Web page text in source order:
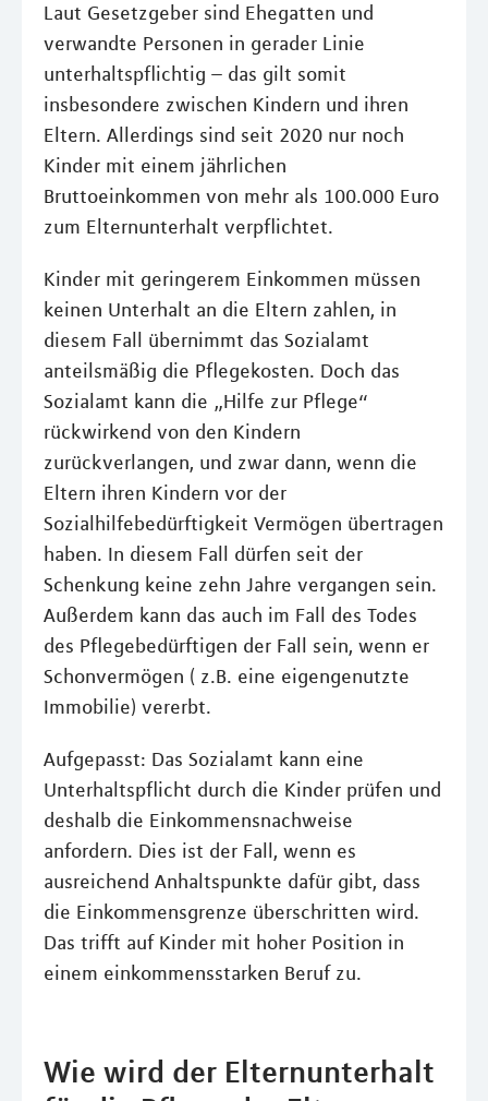
Laut Gesetzgeber sind Ehegatten und
verwandte Personen in gerader Linie
unterhaltspflichtig – das gilt somit
insbesondere zwischen Kindern und ihren
Eltern. Allerdings sind seit 2020 nur noch
Kinder mit einem jährlichen
Bruttoeinkommen von mehr als 100.000 Euro
zum Elternunterhalt verpflichtet.
Kinder mit geringerem Einkommen müssen
keinen Unterhalt an die Eltern zahlen, in
diesem Fall übernimmt das Sozialamt
anteilsmäßig die Pflegekosten. Doch das
Sozialamt kann die „Hilfe zur Pflege“
rückwirkend von den Kindern
zurückverlangen, und zwar dann, wenn die
Eltern ihren Kindern vor der
Sozialhilfebedürftigkeit Vermögen übertragen
haben. In diesem Fall dürfen seit der
Schenkung keine zehn Jahre vergangen sein.
Außerdem kann das auch im Fall des Todes
des Pflegebedürftigen der Fall sein, wenn er
Schonvermögen ( z.B. eine eigengenutzte
Immobilie) vererbt.
Aufgepasst: Das Sozialamt kann eine
Unterhaltspflicht durch die Kinder prüfen und
deshalb die Einkommensnachweise
anfordern. Dies ist der Fall, wenn es
ausreichend Anhaltspunkte dafür gibt, dass
die Einkommensgrenze überschritten wird.
Das trifft auf Kinder mit hoher Position in
einem einkommensstarken Beruf zu.
Wie wird der Elternunterhalt